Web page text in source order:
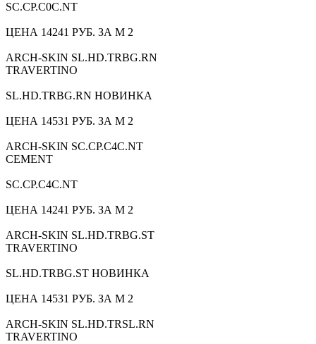
SC.CP.C0C.NT
ЦЕНА 14241 РУБ. ЗА М 2
ARCH-SKIN SL.HD.TRBG.RN
TRAVERTINO
SL.HD.TRBG.RN НОВИНКА
ЦЕНА 14531 РУБ. ЗА М 2
ARCH-SKIN SC.CP.C4C.NT
CEMENT
SC.CP.C4C.NT
ЦЕНА 14241 РУБ. ЗА М 2
ARCH-SKIN SL.HD.TRBG.ST
TRAVERTINO
SL.HD.TRBG.ST НОВИНКА
ЦЕНА 14531 РУБ. ЗА М 2
ARCH-SKIN SL.HD.TRSL.RN
TRAVERTINO